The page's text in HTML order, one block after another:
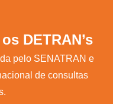
DETRAN’s
pelo SENATRAN e
de consultas